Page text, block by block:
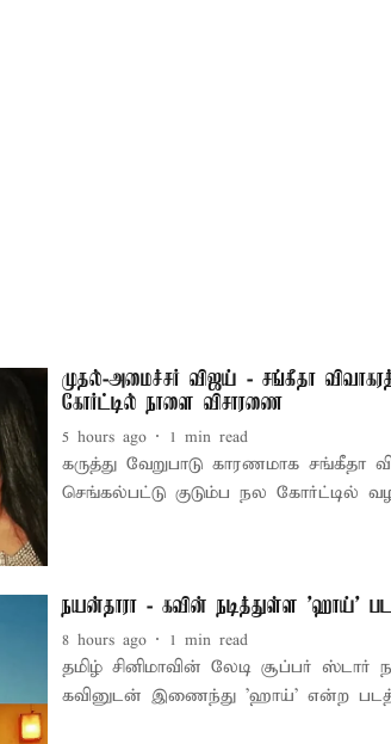
முதல்-அமைச்சர் விஜய் - சங்கீதா
கோர்ட்டில் நாளை விசாரணை
5 hours ago 1 min read
கருத்து வேறுபாடு காரணமாக சங்கீதா
செங்கல்பட்டு குடும்ப நல கோர்ட்டில்
நயன்தாரா - கவின் நடித்துள்ள 'ஹாய்'
8 hours ago 1 min read
தமிழ் சினிமாவின் லேடி சூப்பர் ஸ்டார்
கவினுடன் இணைந்து 'ஹாய்' என்ற